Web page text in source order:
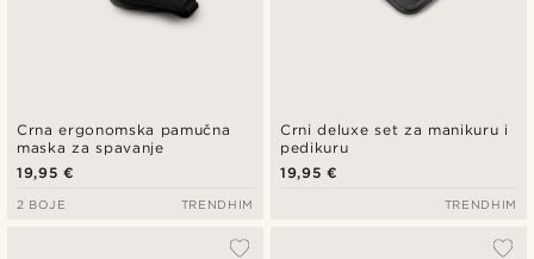
Crna ergonomska pamučna
maska za spavanje
19,95 €
2 BOJE TRENDHIM
Crni deluxe set za manikuru i
pedikuru
19,95 €
TRENDHIM